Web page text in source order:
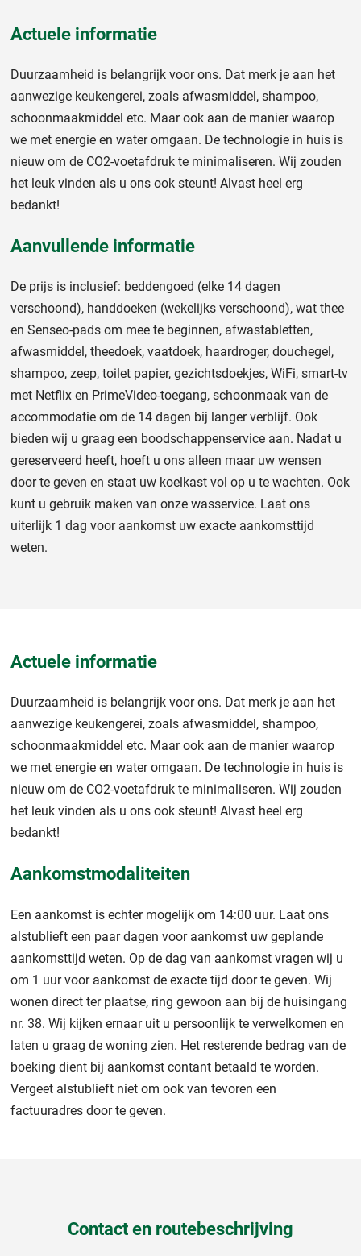
Actuele informatie
Duurzaamheid is belangrijk voor ons. Dat merk je aan het
aanwezige keukengerei, zoals afwasmiddel, shampoo,
schoonmaakmiddel etc. Maar ook aan de manier waarop
we met energie en water omgaan. De technologie in huis is
nieuw om de CO2-voetafdruk te minimaliseren. Wij zouden
het leuk vinden als u ons ook steunt! Alvast heel erg
bedankt!
Aanvullende informatie
De prijs is inclusief: beddengoed (elke 14 dagen
verschoond), handdoeken (wekelijks verschoond), wat thee
en Senseo-pads om mee te beginnen, afwastabletten,
afwasmiddel, theedoek, vaatdoek, haardroger, douchegel,
shampoo, zeep, toilet papier, gezichtsdoekjes, WiFi, smart-tv
met Netflix en PrimeVideo-toegang, schoonmaak van de
accommodatie om de 14 dagen bij langer verblijf. Ook
bieden wij u graag een boodschappenservice aan. Nadat u
gereserveerd heeft, hoeft u ons alleen maar uw wensen
door te geven en staat uw koelkast vol op u te wachten. Ook
kunt u gebruik maken van onze wasservice. Laat ons
uiterlijk 1 dag voor aankomst uw exacte aankomsttijd
weten.
Actuele informatie
Duurzaamheid is belangrijk voor ons. Dat merk je aan het
aanwezige keukengerei, zoals afwasmiddel, shampoo,
schoonmaakmiddel etc. Maar ook aan de manier waarop
we met energie en water omgaan. De technologie in huis is
nieuw om de CO2-voetafdruk te minimaliseren. Wij zouden
het leuk vinden als u ons ook steunt! Alvast heel erg
bedankt!
Aankomstmodaliteiten
Een aankomst is echter mogelijk om 14:00 uur. Laat ons
alstublieft een paar dagen voor aankomst uw geplande
aankomsttijd weten. Op de dag van aankomst vragen wij u
om 1 uur voor aankomst de exacte tijd door te geven. Wij
wonen direct ter plaatse, ring gewoon aan bij de huisingang
nr. 38. Wij kijken ernaar uit u persoonlijk te verwelkomen en
laten u graag de woning zien. Het resterende bedrag van de
boeking dient bij aankomst contant betaald te worden.
Vergeet alstublieft niet om ook van tevoren een
factuuradres door te geven.
Contact en routebeschrijving